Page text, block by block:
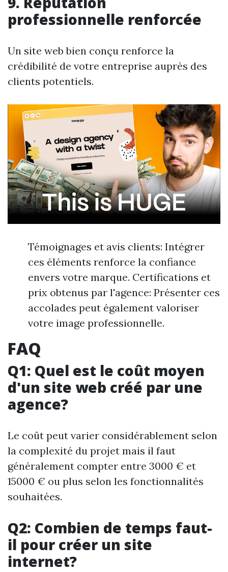
professionnelle renforcée
Un site web bien conçu renforce la
crédibilité de votre entreprise auprès des
clients potentiels.
Témoignages et avis clients: Intégrer
ces éléments renforce la confiance
envers votre marque. Certifications et
prix obtenus par l'agence: Présenter ces
accolades peut également valoriser
votre image professionnelle.
FAQ
Q1: Quel est le coût moyen
d'un site web créé par une
agence?
Le coût peut varier considérablement selon
la complexité du projet mais il faut
généralement compter entre 3000 € et
15000 € ou plus selon les fonctionnalités
souhaitées.
Q2: Combien de temps faut-
il pour créer un site
internet?